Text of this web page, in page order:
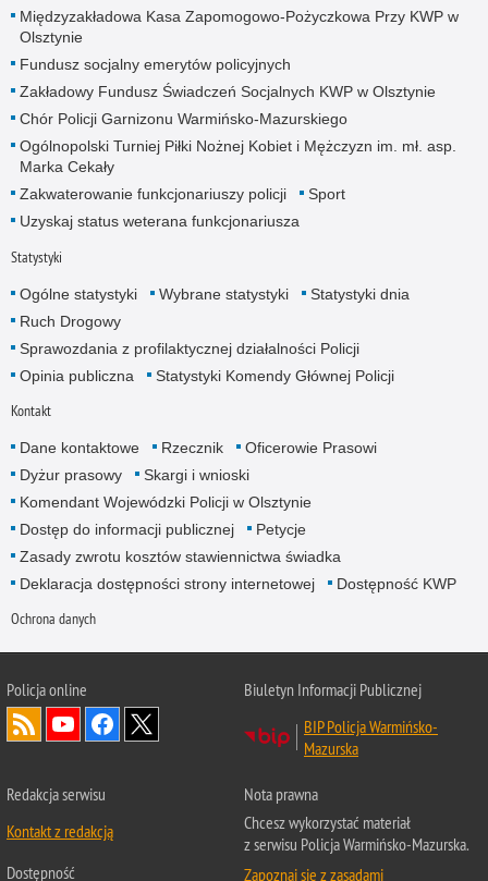
Międzyzakładowa Kasa Zapomogowo-Pożyczkowa Przy KWP w
Olsztynie
Fundusz socjalny emerytów policyjnych
Zakładowy Fundusz Świadczeń Socjalnych KWP w Olsztynie
Chór Policji Garnizonu Warmińsko-Mazurskiego
Ogólnopolski Turniej Piłki Nożnej Kobiet i Mężczyzn im. mł. asp.
Marka Cekały
Zakwaterowanie funkcjonariuszy policji
Sport
Uzyskaj status weterana funkcjonariusza
Statystyki
Ogólne statystyki Wybrane statystyki
Statystyki dnia
Ruch Drogowy
Sprawozdania z profilaktycznej działalności Policji
Opinia publiczna
Statystyki Komendy Głównej Policji
Kontakt
Dane kontaktowe Rzecznik
Oficerowie Prasowi
Dyżur prasowy
Skargi i wnioski
Komendant Wojewódzki Policji w Olsztynie
Dostęp do informacji publicznej
Petycje
Zasady zwrotu kosztów stawiennictwa świadka
Deklaracja dostępności strony internetowej
Dostępność KWP
Ochrona danych
Policja online
Biuletyn Informacji Publicznej
BIP Policja Warmińsko-
Mazurska
Redakcja serwisu
Kontakt z redakcją
Dostępność
Nota prawna
Chcesz wykorzystać materiał
z serwisu Policja Warmińsko-Mazurska.
Zapoznaj się z zasadami